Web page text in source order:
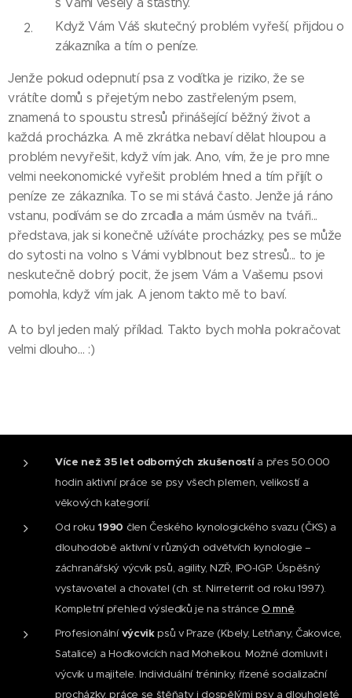
Když Vám Váš skutečný problém vyřeší, přijdou o
zákazníka a tím o peníze.
Jenže pokud odepnutí psa z vodítka je riziko, že se
vrátíte domů s přejetým nebo zastřeleným psem,
znamená to spoustu stresů přinášející běžný život a
každá procházka. A mě zkrátka nebaví dělat hloupou a
problém nevyřešit, když vím jak. Ano, vím, že je pro mne
velmi neekonomické vyřešit problém hned a tím přijít o
peníze ze zákazníka. To se mi stává často. Jenže já ráno
vstanu, podívám se do zrcadla a mám úsměv na tváři...
představa, jak si konečně užíváte procházky, pes se může
do sytosti na volno s Vámi vyblbnout bez stresů... to je
neskutečně dobrý pocit, že jsem Vám a Vašemu psovi
pomohla, když vím jak. A jenom takto mě to baví.
A to byl jeden malý příklad. Takto bych mohla pokračovat
velmi dlouho... :)
Více než 35 let odborných zkušenostía přes 50.000
hodin aktivní práce se psy všech plemen, velikostí a
věkových kategorií.
Od roku 1990 člen Českého kynologického svazu (ČKS) a
dlouhodobě aktivní v různých odvětvích kynologie –
záchranářský výcvik psů, agility, NZŘ, IPO-IGP. Úspěšný
vystavovatel a chovatel (ch. st. Nirreterrit od roku 1997).
Kompletní přehled výsledků je na stránce O mně.
Profesionálnívýcvikpsů v Praze (Kbely, Letňany, Čakovice,
Satalice) a Hodkovicích nad Mohelkou. Možné domluvit i
výcvik u majitele. Individuální tréninky, řízené socializační
procházky, práce se štěňaty i dospělými psy a dlouholeté